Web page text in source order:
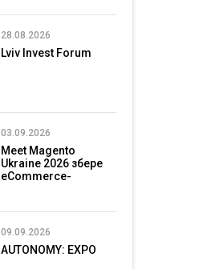
28.08.2026
Lviv Invest Forum
03.09.2026
Meet Magento
Ukraine 2026 збере
eCommerce-
09.09.2026
AUTONOMY: EXPO